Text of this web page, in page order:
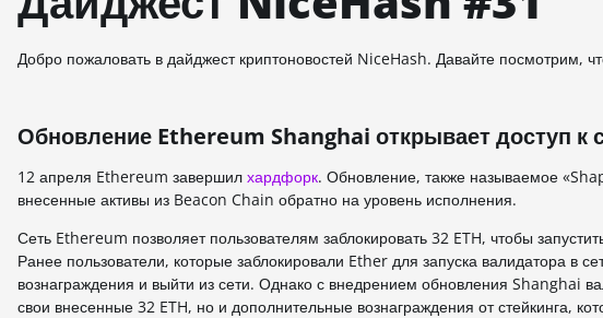
Добро пожаловать в дайджест криптоновостей NiceHash. Давайте посмотрим,
Обновление Ethereum Shanghai открывает доступ к
12 апреля Ethereum завершил хардфорк. Обновление, также называемое
внесенные активы из Beacon Chain обратно на уровень исполнения.
Сеть Ethereum позволяет пользователям заблокировать 32 ETH, чтобы
Ранее пользователи, которые заблокировали Ether для запуска валидатора в
вознаграждения и выйти из сети. Однако с внедрением обновления Shanghai
свои внесенные 32 ETH, но и дополнительные вознаграждения от стейкинга,